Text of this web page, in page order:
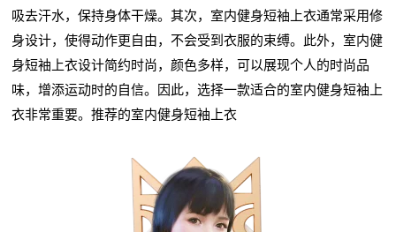
吸去汗水，保持身体干燥。其次，室内健身短袖上衣通常采用修
身设计，使得动作更自由，不会受到衣服的束缚。此外，室内健
身短袖上衣设计简约时尚，颜色多样，可以展现个人的时尚品
味，增添运动时的自信。因此，选择一款适合的室内健身短袖上
衣非常重要。推荐的室内健身短袖上衣